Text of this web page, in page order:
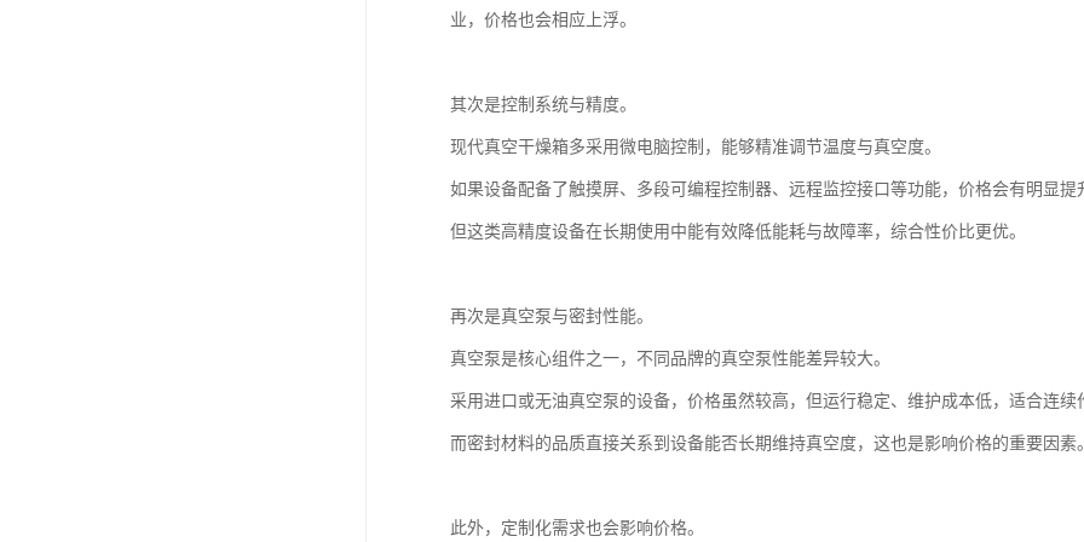
业，价格也会相应上浮。
其次是控制系统与精度。
现代真空干燥箱多采用微电脑控制，能够精准调节温度与真空度。
如果设备配备了触摸屏、多段可编程控制器、远程监控接口等功能，价格会有明显提
但这类高精度设备在长期使用中能有效降低能耗与故障率，综合性价比更优。
再次是真空泵与密封性能。
真空泵是核心组件之一，不同品牌的真空泵性能差异较大。
采用进口或无油真空泵的设备，价格虽然较高，但运行稳定、维护成本低，适合连续
而密封材料的品质直接关系到设备能否长期维持真空度，这也是影响价格的重要因素。
此外，定制化需求也会影响价格。